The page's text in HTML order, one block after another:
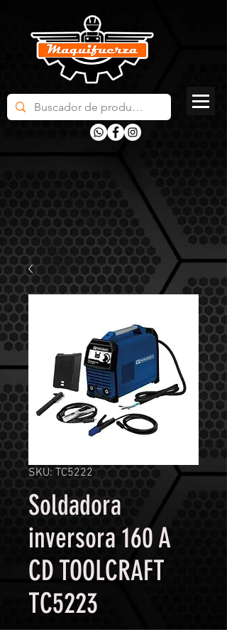
SKU: TC5222
Soldadora
inversora 160 A
CD TOOLCRAFT
TC5223